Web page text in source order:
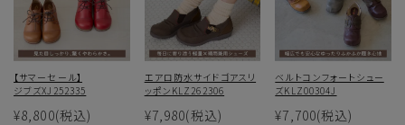
【サマーセール】
ジブズXJ252335
¥8,800(税込)
エアロ防水サイドゴアスリ
ッポンKLZ262306
¥7,980(税込)
ベルトコンフォートシュー
ズKLZ00304J
¥7,700(税込)